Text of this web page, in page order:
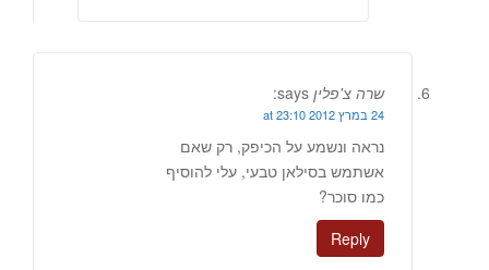
שרה צ'פלין says:
24 במרץ 2012 at 23:10
נראה ונשמע על הכיפק, רק שאם
אשתמש בסילאן טבעי, עלי להוסיף
כמו סוכר?
Reply